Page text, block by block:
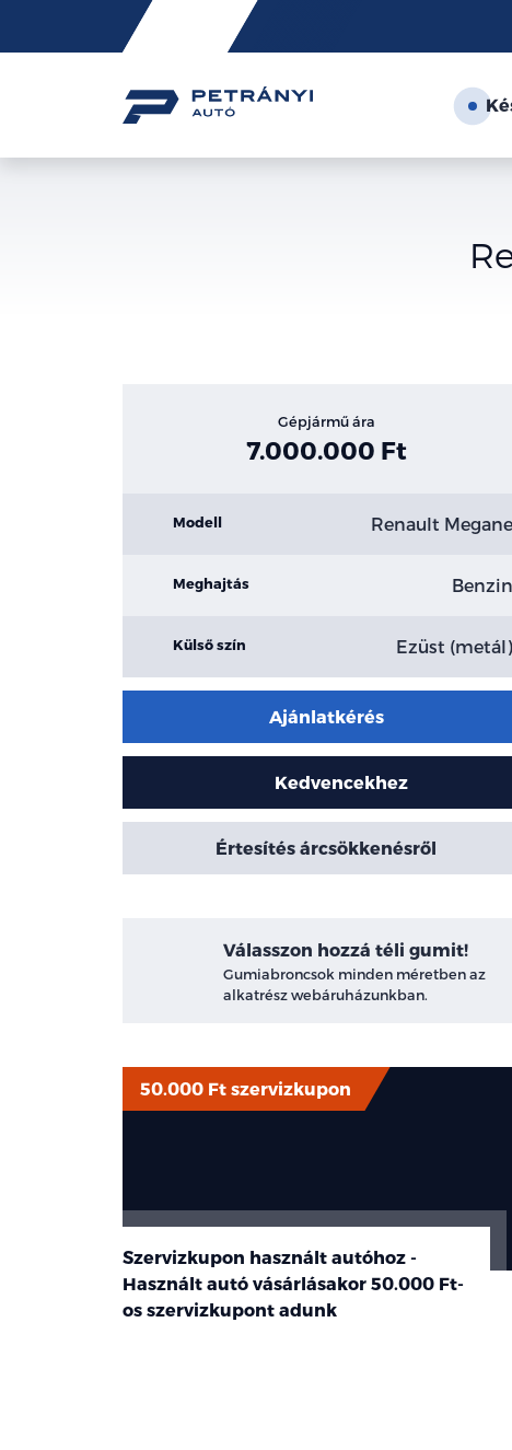
Friss
hírek
Gépjármű ára
7.000.000 Ft
Modell Renault Megane
Meghajtás Benzin
Külső szín Ezüst (metál)
Ajánlatkérés
Kedvencekhez
Értesítés árcsökkenésről
Válasszon hozzá téli gumit!
Gumiabroncsok minden méretben az
alkatrész webáruházunkban.
Szervizkupon használt autóhoz -
Használt autó vásárlásakor 50.000 Ft-
os szervizkupont adunk
50.000 Ft szervizkupon